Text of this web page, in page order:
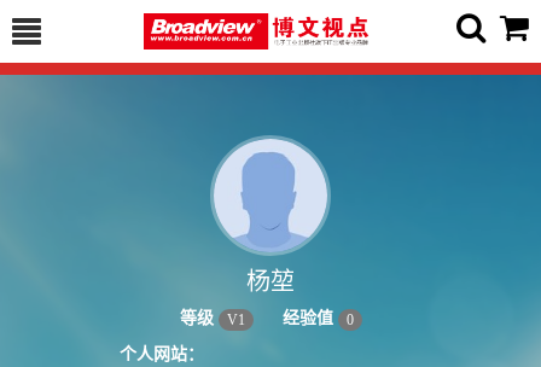
杨堃
等级 V1 经验值 0
个人网站：